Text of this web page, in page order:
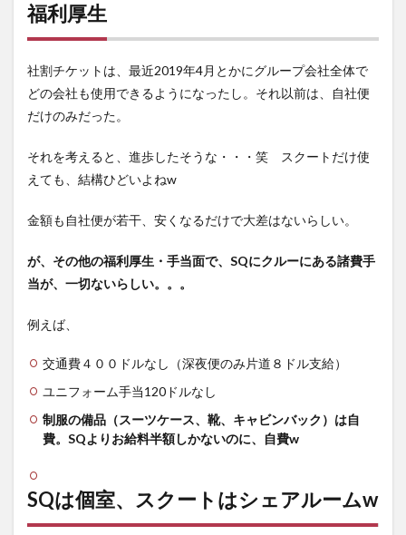
福利厚生
社割チケットは、最近2019年4月とかにグループ会社全体で
どの会社も使用できるようになったし。それ以前は、自社便
だけのみだった。
それを考えると、進歩したそうな・・・笑 スクートだけ使
えても、結構ひどいよねw
金額も自社便が若干、安くなるだけで大差はないらしい。
が、その他の福利厚生・手当面で、SQにクルーにある諸費手
当が、一切ないらしい。。。
例えば、
交通費４００ドルなし（深夜便のみ片道８ドル支給）
ユニフォーム手当120ドルなし
制服の備品（スーツケース、靴、キャビンバック）は自
費。SQよりお給料半額しかないのに、自費w
SQは個室、スクートはシェアルームw